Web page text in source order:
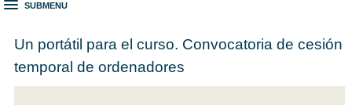
SUBMENU
Un portátil para el curso. Convocatoria de cesión
temporal de ordenadores